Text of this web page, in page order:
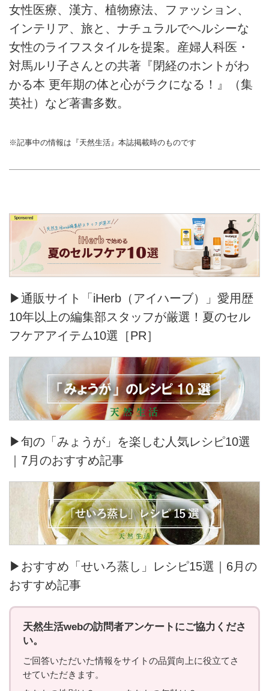
女性医療、漢方、植物療法、ファッション、
インテリア、旅と、ナチュラルでヘルシーな
女性のライフスタイルを提案。産婦人科医・
対馬ルリ子さんとの共著『閉経のホントがわ
かる本 更年期の体と心がラクになる！』（集
英社）など著書多数。
※記事中の情報は『天然生活』本誌掲載時のものです
▶通販サイト「iHerb（アイハーブ）」愛用歴
10年以上の編集部スタッフが厳選！夏のセル
フケアアイテム10選［PR］
▶旬の「みょうが」を楽しむ人気レシピ10選
｜7月のおすすめ記事
▶おすすめ「せいろ蒸し」レシピ15選｜6月の
おすすめ記事